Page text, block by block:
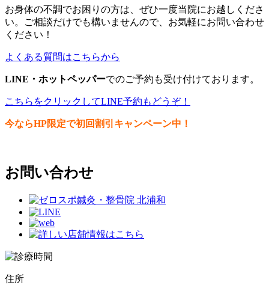
お身体の不調でお困りの方は、ぜひ一度当院にお越しくださ
い。ご相談だけでも構いませんので、お気軽にお問い合わせ
ください！
よくある質問はこちらから
LINE・ホットペッパーでのご予約も受け付けております。
こちらをクリックしてLINE予約もどうぞ！
今ならHP限定で初回割引キャンペーン中！
お問い合わせ
住所